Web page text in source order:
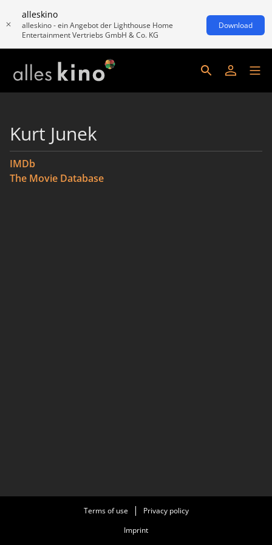
alleskino
alleskino - ein Angebot der Lighthouse Home
Entertainment Vertriebs GmbH & Co. KG
Download
Kurt Junek
IMDb
The Movie Database
Terms of use
Privacy policy
Imprint